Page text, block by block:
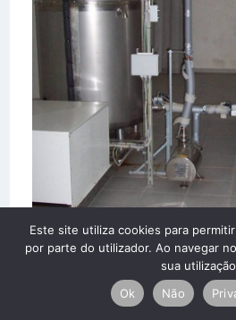
Este site utiliza cookies para
por parte do utilizador. Ao navegar
sua
Ok
Não